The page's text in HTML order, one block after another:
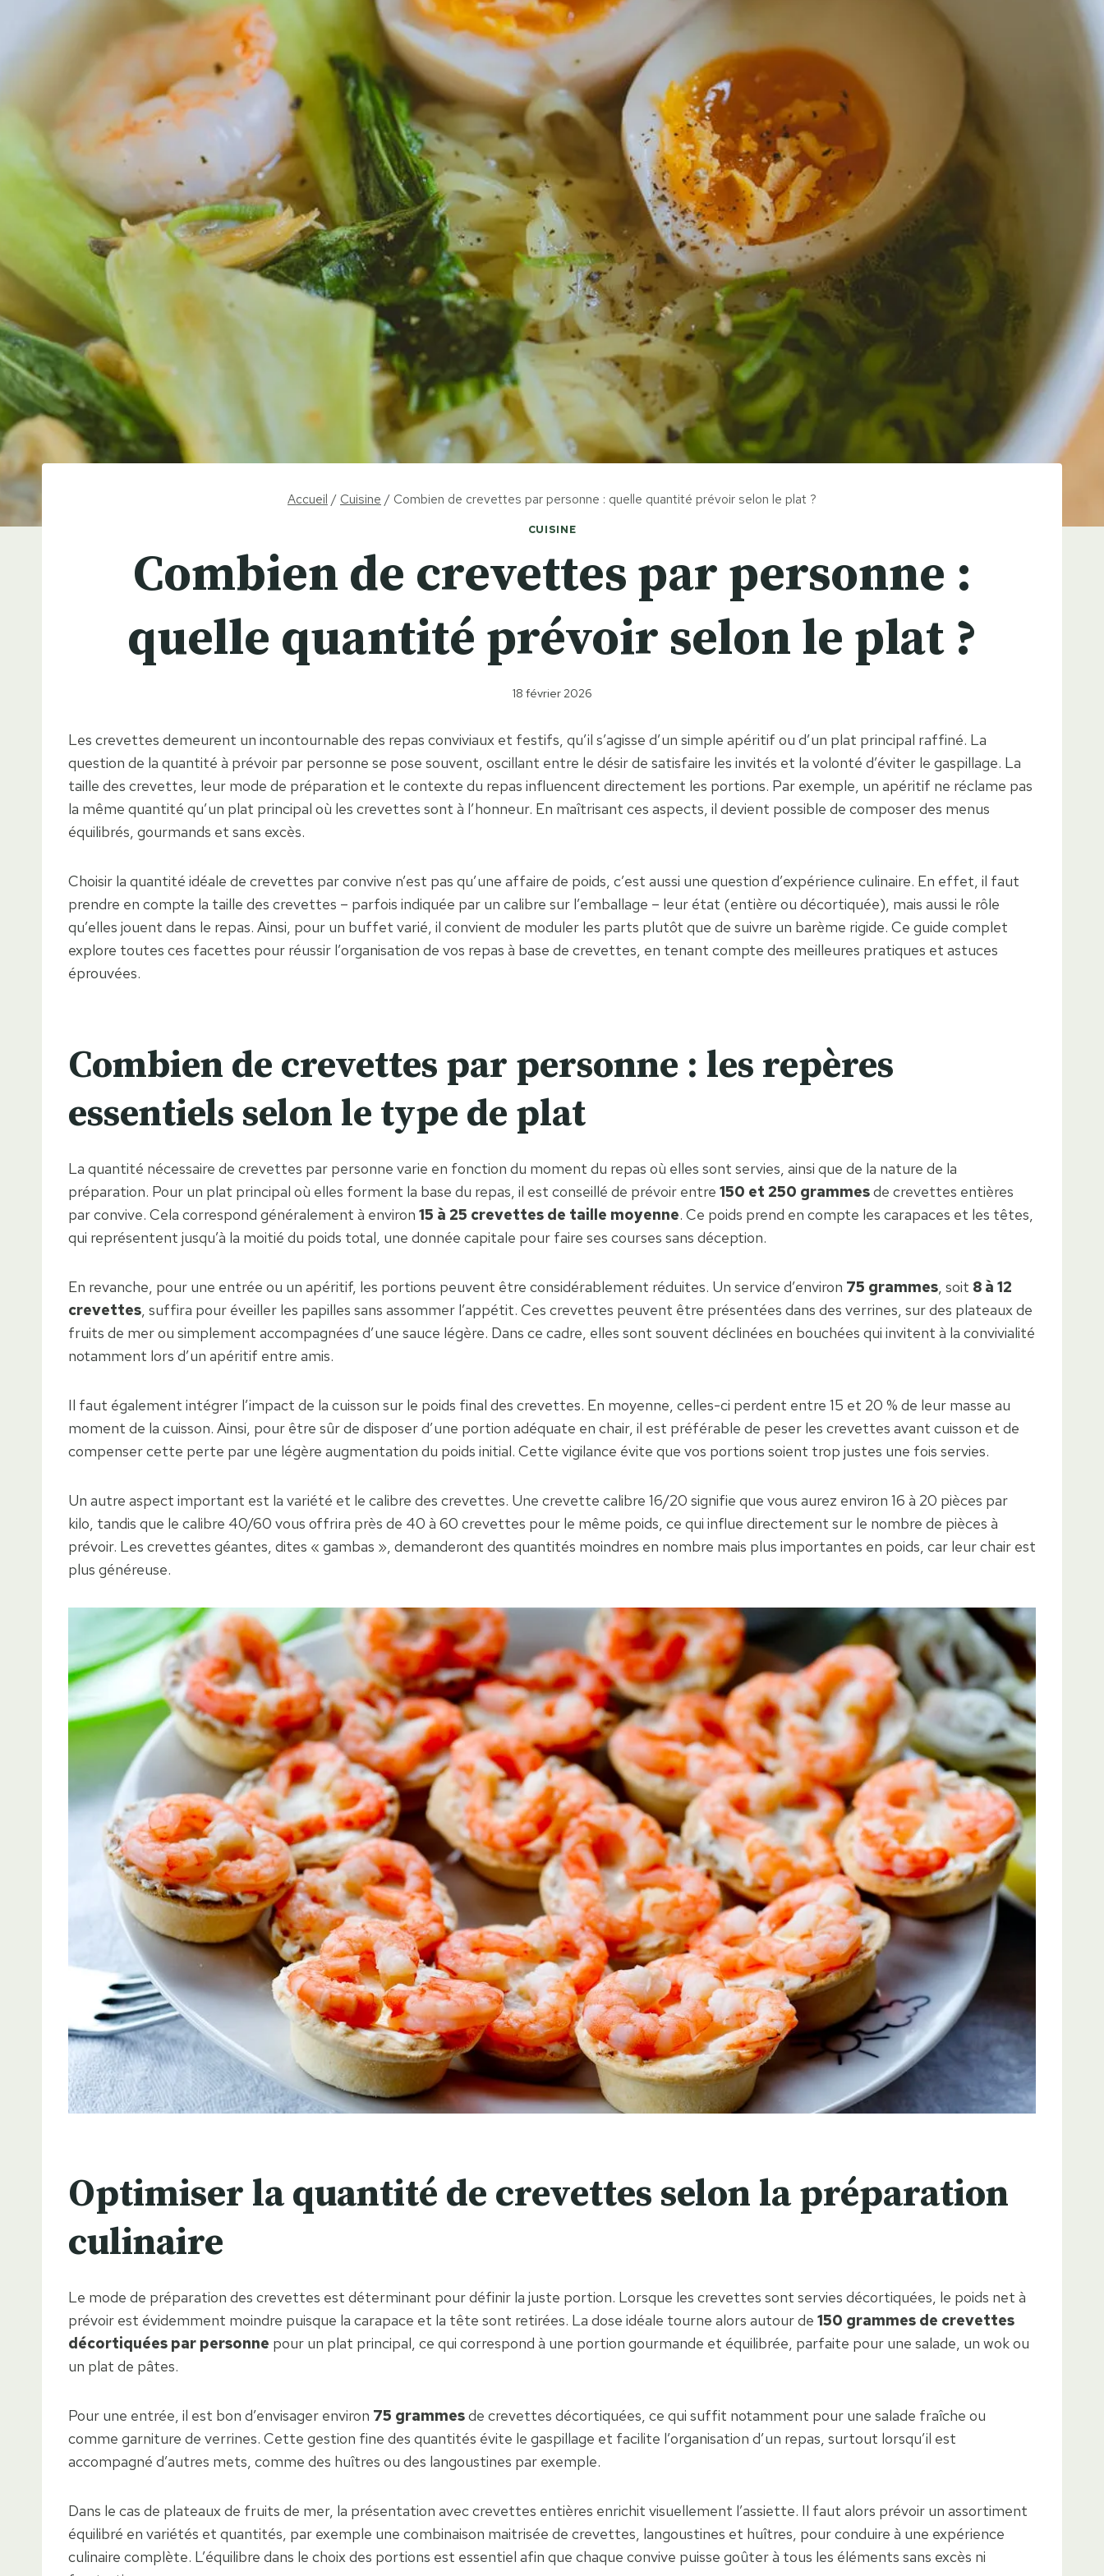
Accueil / Cuisine / Combien de crevettes par personne : quelle quantité prévoir selon le plat ?
CUISINE
Combien de crevettes par personne :
quelle quantité prévoir selon le plat ?
18 février 2026
Les crevettes demeurent un incontournable des repas conviviaux et festifs, qu’il s’agisse d’un simple apéritif ou d’un plat principal raffiné. La
question de la quantité à prévoir par personne se pose souvent, oscillant entre le désir de satisfaire les invités et la volonté d’éviter le gaspillage. La
taille des crevettes, leur mode de préparation et le contexte du repas influencent directement les portions. Par exemple, un apéritif ne réclame pas
la même quantité qu’un plat principal où les crevettes sont à l’honneur. En maîtrisant ces aspects, il devient possible de composer des menus
équilibrés, gourmands et sans excès.
Choisir la quantité idéale de crevettes par convive n’est pas qu’une affaire de poids, c’est aussi une question d’expérience culinaire. En effet, il faut
prendre en compte la taille des crevettes – parfois indiquée par un calibre sur l’emballage – leur état (entière ou décortiquée), mais aussi le rôle
qu’elles jouent dans le repas. Ainsi, pour un buffet varié, il convient de moduler les parts plutôt que de suivre un barème rigide. Ce guide complet
explore toutes ces facettes pour réussir l’organisation de vos repas à base de crevettes, en tenant compte des meilleures pratiques et astuces
éprouvées.
Combien de crevettes par personne : les repères
essentiels selon le type de plat
La quantité nécessaire de crevettes par personne varie en fonction du moment du repas où elles sont servies, ainsi que de la nature de la
préparation. Pour un plat principal où elles forment la base du repas, il est conseillé de prévoir entre 150 et 250 grammesde crevettes entières
par convive. Cela correspond généralement à environ 15 à 25 crevettes de taille moyenne. Ce poids prend en compte les carapaces et les têtes,
qui représentent jusqu’à la moitié du poids total, une donnée capitale pour faire ses courses sans déception.
En revanche, pour une entrée ou un apéritif, les portions peuvent être considérablement réduites. Un service d’environ 75 grammes, soit 8 à 12
crevettes, suffira pour éveiller les papilles sans assommer l’appétit. Ces crevettes peuvent être présentées dans des verrines, sur des plateaux de
fruits de mer ou simplement accompagnées d’une sauce légère. Dans ce cadre, elles sont souvent déclinées en bouchées qui invitent à la convivialité
notamment lors d’un apéritif entre amis.
Il faut également intégrer l’impact de la cuisson sur le poids final des crevettes. En moyenne, celles-ci perdent entre 15 et 20 % de leur masse au
moment de la cuisson. Ainsi, pour être sûr de disposer d’une portion adéquate en chair, il est préférable de peser les crevettes avant cuisson et de
compenser cette perte par une légère augmentation du poids initial. Cette vigilance évite que vos portions soient trop justes une fois servies.
Un autre aspect important est la variété et le calibre des crevettes. Une crevette calibre 16/20 signifie que vous aurez environ 16 à 20 pièces par
kilo, tandis que le calibre 40/60 vous offrira près de 40 à 60 crevettes pour le même poids, ce qui influe directement sur le nombre de pièces à
prévoir. Les crevettes géantes, dites « gambas », demanderont des quantités moindres en nombre mais plus importantes en poids, car leur chair est
plus généreuse.
Optimiser la quantité de crevettes selon la préparation
culinaire
Le mode de préparation des crevettes est déterminant pour définir la juste portion. Lorsque les crevettes sont servies décortiquées, le poids net à
prévoir est évidemment moindre puisque la carapace et la tête sont retirées. La dose idéale tourne alors autour de 150 grammes de crevettes
décortiquées par personne pour un plat principal, ce qui correspond à une portion gourmande et équilibrée, parfaite pour une salade, un wok ou
un plat de pâtes.
Pour une entrée, il est bon d’envisager environ 75 grammesde crevettes décortiquées, ce qui suffit notamment pour une salade fraîche ou
comme garniture de verrines. Cette gestion fine des quantités évite le gaspillage et facilite l’organisation d’un repas, surtout lorsqu’il est
accompagné d’autres mets, comme des huîtres ou des langoustines par exemple.
Dans le cas de plateaux de fruits de mer, la présentation avec crevettes entières enrichit visuellement l’assiette. Il faut alors prévoir un assortiment
équilibré en variétés et quantités, par exemple une combinaison maitrisée de crevettes, langoustines et huîtres, pour conduire à une expérience
culinaire complète. L’équilibre dans le choix des portions est essentiel afin que chaque convive puisse goûter à tous les éléments sans excès ni